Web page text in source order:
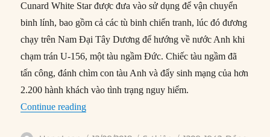
Cunard White Star được đưa vào sử dụng để vận chuyển
binh lính, bao gồm cả các tù binh chiến tranh, lúc đó đương
chạy trên Nam Đại Tây Dương để hướng về nước Anh khi
chạm trán U-156, một tàu ngầm Đức. Chiếc tàu ngầm đã
tấn công, đánh chìm con tàu Anh và đẩy sinh mạng của hơn
2.200 hành khách vào tình trạng nguy hiểm.
Continue reading“12/09/1942: Tàu Laconia bị đánh chìm”